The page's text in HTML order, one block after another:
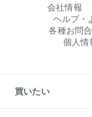
会社情報
ヘルプ・
各種お問
個人情
買いたい